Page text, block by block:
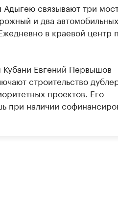
связывают три
и два автомобильных
в краевой центр
Евгений Первышов
строительство
проектов. Его
при наличии